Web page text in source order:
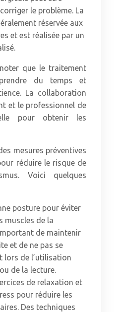
le problème. La
réservée aux
et est réalisée par un
que le traitement
du temps et
La collaboration
et le professionnel de
pour obtenir les
mesures préventives
réduire le risque de
Voici quelques
posture pour éviter
muscles de la
de maintenir
et de ne pas se
lors de l’utilisation
de la lecture.
de relaxation et
pour réduire les
Des techniques